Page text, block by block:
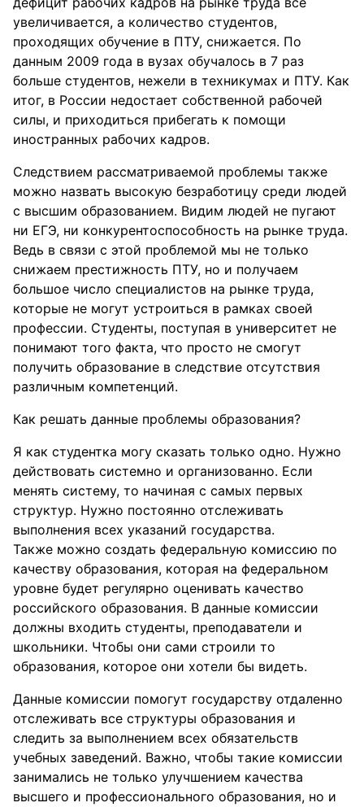
увеличивается, а количество студентов,
проходящих обучение в ПТУ, снижается. По
данным 2009 года в вузах обучалось в 7 раз
больше студентов, нежели в техникумах и ПТУ. Как
итог, в России недостает собственной рабочей
силы, и приходиться прибегать к помощи
иностранных рабочих кадров.
Следствием рассматриваемой проблемы также
можно назвать высокую безработицу среди людей
с высшим образованием. Видим людей не пугают
ни ЕГЭ, ни конкурентоспособность на рынке труда.
Ведь в связи с этой проблемой мы не только
снижаем престижность ПТУ, но и получаем
большое число специалистов на рынке труда,
которые не могут устроиться в рамках своей
профессии. Студенты, поступая в университет не
понимают того факта, что просто не смогут
получить образование в следствие отсутствия
различным компетенций.
Как решать данные проблемы образования?
Я как студентка могу сказать только одно. Нужно
действовать системно и организованно. Если
менять систему, то начиная с самых первых
структур. Нужно постоянно отслеживать
выполнения всех указаний государства.
Также можно создать федеральную комиссию по
качеству образования, которая на федеральном
уровне будет регулярно оценивать качество
российского образования. В данные комиссии
должны входить студенты, преподаватели и
школьники. Чтобы они сами строили то
образования, которое они хотели бы видеть.
Данные комиссии помогут государству отдаленно
отслеживать все структуры образования и
следить за выполнением всех обязательств
учебных заведений. Важно, чтобы такие комиссии
занимались не только улучшением качества
высшего и профессионального образования, но и